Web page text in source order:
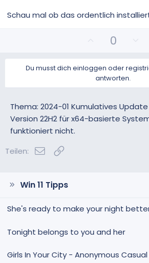
e e
Schau mal ob das ordentlich
i
t
v
e
0
g
t
v
e
Du musst dich einloggen oder
antworten.
Thema: 2024-01 Kumulatives Update
Version 22H2 für x64-basierte
funktioniert nicht.
Teilen:
E-Mail
Win 11 Tipps
She's ready to make your night
Tonight belongs to you and her
Girls In Your City - Anonymous